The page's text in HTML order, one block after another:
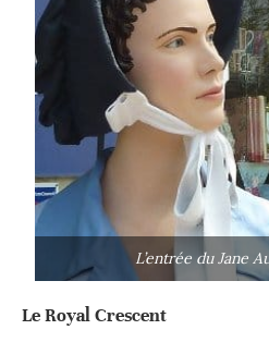
L’entrée du Jane
Le Royal Crescent